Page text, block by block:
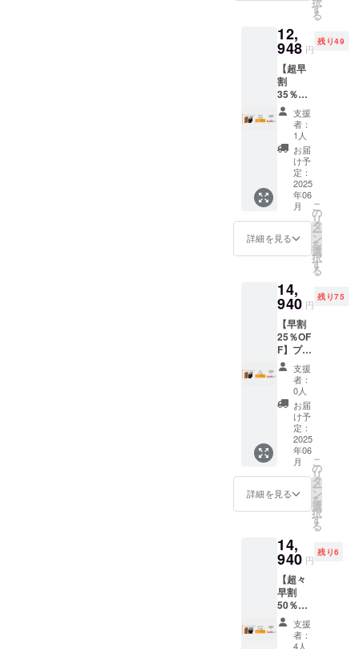
き、キャン
しながらお
酒を飲んで
いた際、
拾った薪が
作る焚火の
香りとお酒
が絶妙にマ
ジュ！ 言葉
では表せな
いような心
地よさがそ
こにあるこ
ました。
この心地よ
さをいつで
も体感でき
るキットが
あれば、林
業や酒造り
に関わる人
も、全国の
お酒好きさ
んも、一緒
にワクワク
はないか。
そんな思い
から、この
「#酒ハッ
ク」が生ま
6円
(45%OF
F) ・プ
レート
＋ボト
ル 各4
本 ※皆
様のご
支援に
より量
産効率
が向上
した場
合、正
規販売
価格が
販売予
定価格
より下
ます。
※デザイ
ン・仕
様は変
更にな
る可能
性もご
ざいま
す。ご
了承く
ださ
い。 ※
ご注文
状況、
使用部
材の供
給状
合等に
より出
荷時期
が遅れ
る場合
があり
ます。
※税・送
す
る
12,
948 円
残り49
【超早
割
35％OF
F】プ
レート
＋ボト
ル各4本
セット
≪6,972
円もお
得！≫
総額：
19,920
円
→12,94
8円
(35%OF
F) ・プ
レート
＋ボト
ル 各4
本 ※皆
様のご
支援に
より量
産効率
が向上
した場
合、正
規販売
価格が
販売予
定価格
より下
ます。
※デザイ
ン・仕
様は変
更にな
る可能
性もご
ざいま
支援
者：
1人
お届
け予
定：
2025
年06
月
詳細を見る
こ
の
リ
タ
ー
ン
を
選
択
す
る
14,
940 円
残り75
【早割
25％OF
F】プ
レート
＋ボト
ル各4本
セット
≪4,980
円もお
得！≫
総額：
19,920
円
→14,94
0円
(25%OF
レート
＋ボト
ル 各4
本 ※皆
様のご
支援に
より量
産効率
が向上
支援
者：
0人
お届
け予
定：
2025
年06
月
詳細を見る
こ
の
リ
タ
ー
ン
を
選
択
す
る
14,
940 円
残り6
【超々
早割
50％OF
F】プ
レート
＋ボト
支援
者：
4人